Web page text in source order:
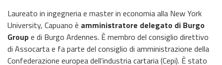
Laureato in ingegneria e master in economia alla New York
University, Capuano è amministratore delegato di Burgo
Groupe di Burgo Ardennes. È membro del consiglio direttivo
di Assocarta e fa parte del consiglio di amministrazione della
Confederazione europea dell’industria cartaria (Cepi). È stato